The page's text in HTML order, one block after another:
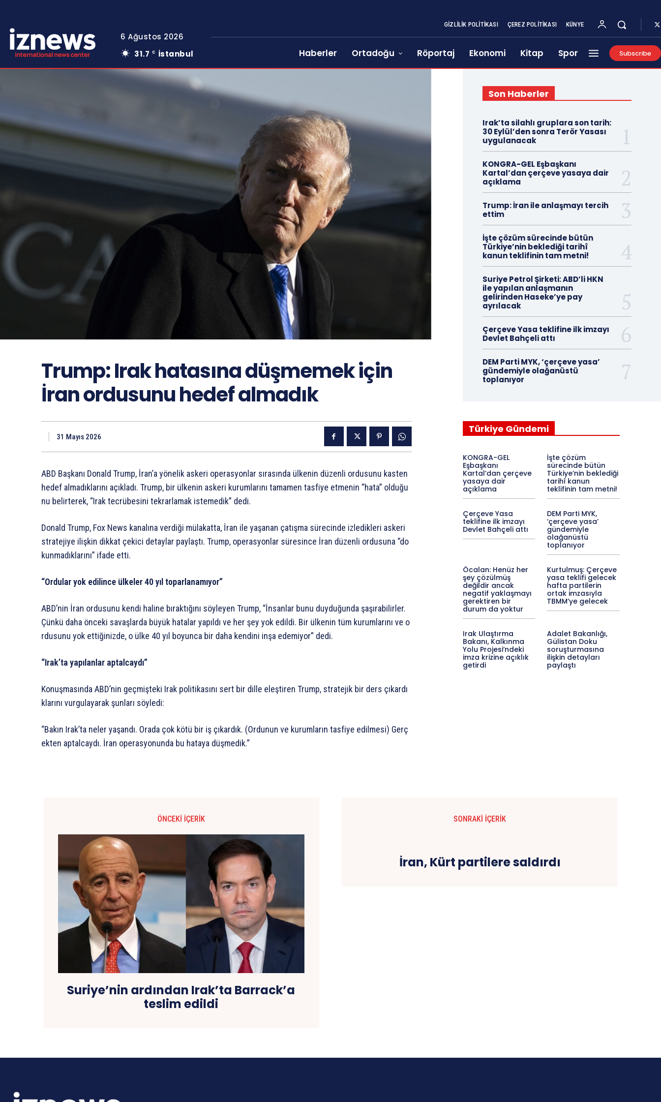
6 Ağustos 2026
31.7 C İstanbul
GIZLILIK POLITIKASI ÇEREZ POLITIKASI KÜNYE
Haberler Ortadoğu Röportaj Ekonomi Kitap Spor Subscribe
Trump: Irak hatasına düşmemek için
İran ordusunu hedef almadık
31 Mayıs 2026
ABD Başkanı Donald Trump, İran’ayönelik askeri operasyonlar sırasında ülkenin düzenli ordusunu kasten
hedef almadıklarını açıkladı. Trump, bir ülkenin askeri kurumlarını tamamen tasfiye etmenin “hata” olduğu
nu belirterek, “Iraktecrübesini tekrarlamak istemedik” dedi.
Donald Trump, Fox News kanalınaverdiği mülakatta, İran ile yaşanan çatışma sürecinde izledikleri askeri
stratejiye ilişkin dikkat çekici detaylar paylaştı. Trump, operasyonlar süresince İran düzenli ordusuna “do
kunmadıklarını” ifade etti.
“Ordularyok edilince ülkeler40yıl toparlanamıyor”
ABD’nin İran ordusunu kendi haline bıraktığını söyleyen Trump, “İnsanlar bunu duyduğunda şaşırabilirler.
Çünkü daha önceki savaşlarda büyük hatalar yapıldı ve her şey yok edildi. Bir ülkenin tüm kurumlarını ve o
rdusunu yok ettiğinizde, o ülke 40 yıl boyunca bir daha kendini inşa edemiyor” dedi.
“Irak’tayapılanlar aptalcaydı”
KonuşmasındaABD’nin geçmişteki Irak politikasını sert bir dille eleştiren Trump, stratejik bir ders çıkardı
klarını vurgulayarak şunları söyledi:
“Bakın Irak’ta neler yaşandı. Orada çok kötü bir iş çıkardık. (Ordunun ve kurumların tasfiye edilmesi) Gerç
ekten aptalcaydı. İran operasyonunda bu hataya düşmedik.”
Son Haberler
Irak’ta silahlı gruplara son tarih:
30 Eylül’den sonra Terör Yasası
uygulanacak
KONGRA-GEL Eşbaşkanı
Kartal’dan çerçeve yasaya dair
açıklama
Trump: İran ile anlaşmayı tercih
ettim
İşte çözüm sürecinde bütün
Türkiye’nin beklediği tarihî
kanun teklifinin tam metni!
Suriye Petrol Şirketi: ABD’li HKN
ile yapılan anlaşmanın
gelirinden Haseke’ye pay
ayrılacak
Çerçeve Yasa teklifine ilk imzayı
Devlet Bahçeli attı
DEM Parti MYK, ‘çerçeve yasa’
gündemiyle olağanüstü
toplanıyor
Türkiye Gündemi
KONGRA-GEL
Eşbaşkanı
Kartal’dan çerçeve
yasaya dair
açıklama
İşte çözüm
sürecinde bütün
Türkiye’nin beklediği
tarihî kanun
teklifinin tam metni!
Çerçeve Yasa
teklifine ilk imzayı
Devlet Bahçeli attı
DEM Parti MYK,
‘çerçeve yasa’
gündemiyle
olağanüstü
toplanıyor
Öcalan: Henüz her
şey çözülmüş
değildir ancak
negatif yaklaşmayı
gerektiren bir
durum da yoktur
Kurtulmuş: Çerçeve
yasa teklifi gelecek
hafta partilerin
ortak imzasıyla
TBMM’ye gelecek
Irak Ulaştırma
Bakanı, Kalkınma
Yolu Projesi’ndeki
imza krizine açıklık
getirdi
Adalet Bakanlığı,
Gülistan Doku
soruşturmasına
ilişkin detayları
paylaştı
ÖNCEKI İÇERIK
Suriye’nin ardından Irak’ta Barrack’a
teslim edildi
SONRAKI İÇERIK
İran, Kürt partilere saldırdı